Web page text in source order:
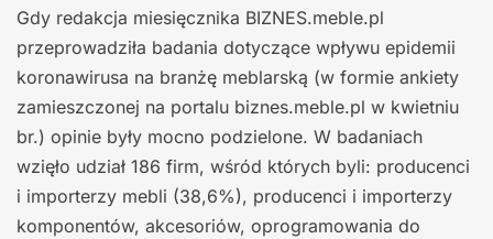
Gdy redakcja miesięcznika BIZNES.meble.pl
przeprowadziła badania dotyczące wpływu epidemii
koronawirusa na branżę meblarską (w formie ankiety
zamieszczonej na portalu biznes.meble.pl w kwietniu
br.) opinie były mocno podzielone. W badaniach
wzięło udział 186 firm, wśród których byli: producenci
i importerzy mebli (38,6%), producenci i importerzy
komponentów, akcesoriów, oprogramowania do